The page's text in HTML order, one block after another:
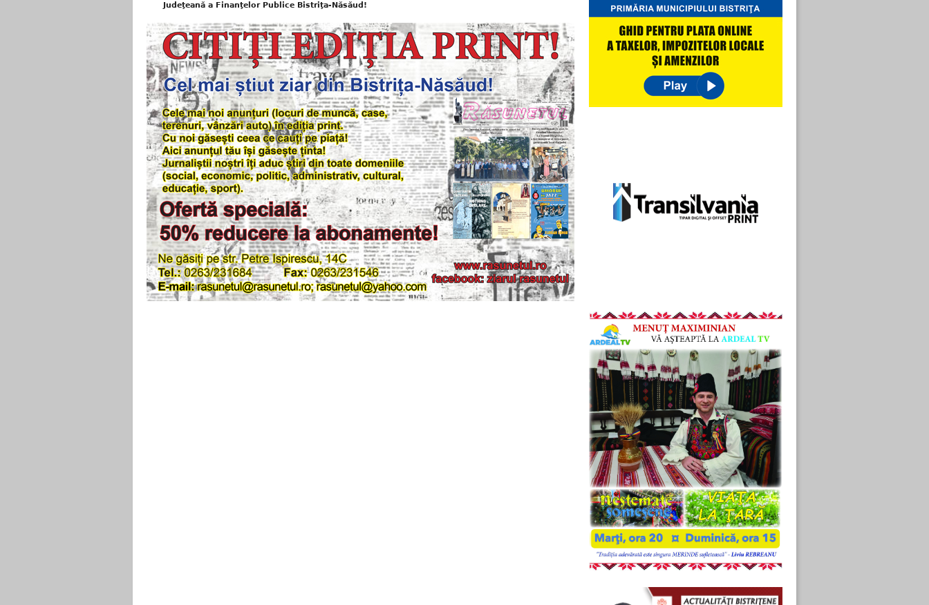
Judeţeană a Finanţelor Publice Bistriţa-Năsăud!